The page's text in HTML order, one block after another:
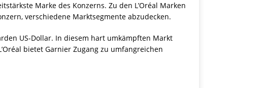
Marke des Konzerns. Zu den L’Oréal Marken
verschiedene Marktsegmente abzudecken.
US-Dollar. In diesem hart umkämpften Markt
bietet Garnier Zugang zu umfangreichen